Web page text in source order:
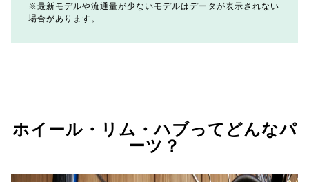
最新モデルや流通量が少ないモデルはデータが表示されない
場合があります。
ホイール・リム・ハブってどんなパ
ーツ？